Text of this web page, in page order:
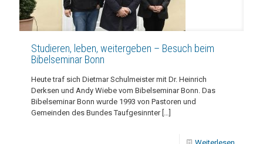
Studieren, leben, weitergeben – Besuch beim
Bibelseminar Bonn
Heute traf sich Dietmar Schulmeister mit Dr. Heinrich
Derksen und Andy Wiebe vom Bibelseminar Bonn. Das
Bibelseminar Bonn wurde 1993 von Pastoren und
Gemeinden des Bundes Taufgesinnter[…]